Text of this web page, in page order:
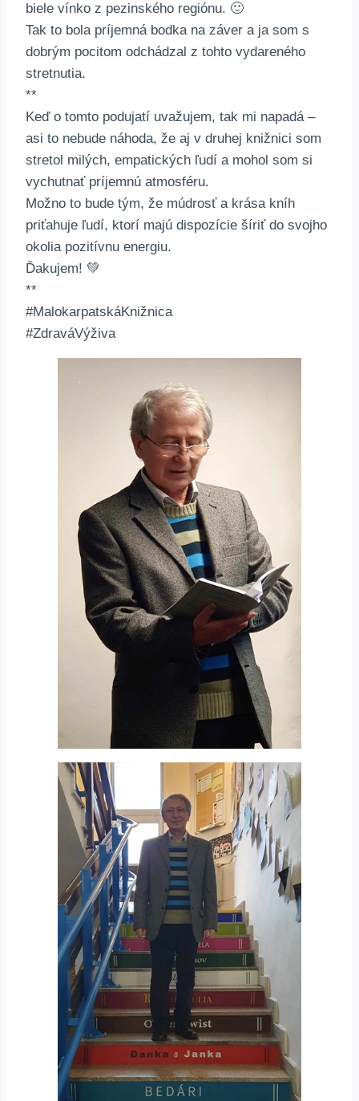
biele vínko z pezinského regiónu. 🙂
Tak to bola príjemná bodka na záver a ja som s
dobrým pocitom odchádzal z tohto vydareného
stretnutia.
**
Keď o tomto podujatí uvažujem, tak mi napadá –
asi to nebude náhoda, že aj v druhej knižnici som
stretol milých, empatických ľudí a mohol som si
vychutnať príjemnú atmosféru.
Možno to bude tým, že múdrosť a krása kníh
priťahuje ľudí, ktorí majú dispozície šíriť do svojho
okolia pozitívnu energiu.
Ďakujem! 💚
**
#MalokarpatskáKnižnica
#ZdraváVýživa